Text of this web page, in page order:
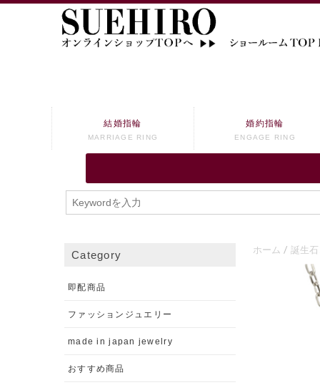
結婚指輪
MARRIAGE RING
婚約指輪
ENGAGE RING
ホーム 誕生
Category
即配商品
ファッションジュエリー
made in japan jewelry
おすすめ商品